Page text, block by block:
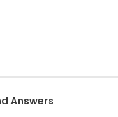
Answers